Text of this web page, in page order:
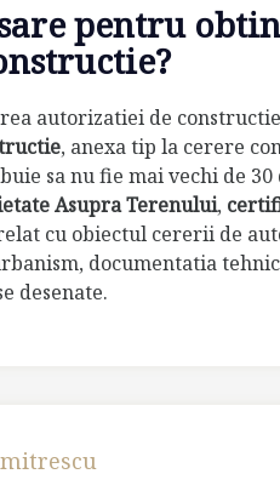
pentru
autorizatiei de
, anexa tip la cerere
sa nu fie mai vechi de 30
Asupra Terenului,
cu obiectul cererii de
documentatia
desenate.